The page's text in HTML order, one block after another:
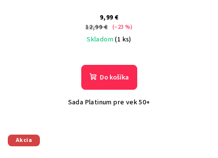
9,99 €
12,99 € (–23 %)
Skladom(1 ks)
Do košíka
Sada Platinum pre vek 50+
Akcia